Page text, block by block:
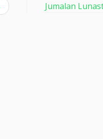
Jumalan